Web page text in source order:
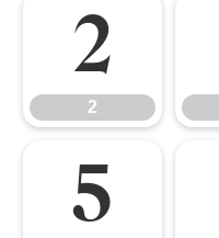
2
2
5